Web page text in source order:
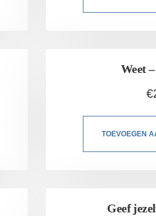
Weet
€
TOEVOEGEN
Geef